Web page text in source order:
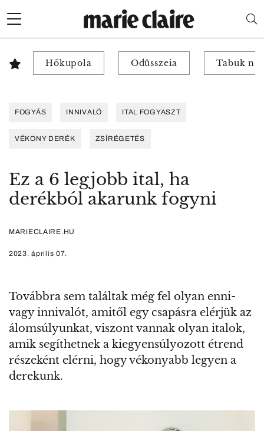
Hőkupola Odüsszeia Tabuk
FOGYÁS INNIVALÓ ITAL FOGYASZT
VÉKONY DERÉK ZSÍRÉGETÉS
Ez a 6 legjobb ital, ha
derékból akarunk fogyni
MARIECLAIRE.HU
2023. április 07.
Továbbra sem találtak még fel olyan enni-
vagy innivalót, amitől egy csapásra elérjük az
álomsúlyunkat, viszont vannak olyan italok,
amik segíthetnek a kiegyensúlyozott étrend
részeként elérni, hogy vékonyabb legyen a
derekunk.